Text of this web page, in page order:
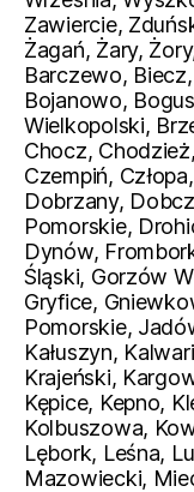
Zawiercie,
Żagań, Żary,
Barczewo,
Bojanowo,
Wielkopolski,
Chocz,
Czempiń,
Dobrzany,
Pomorskie,
Dynów,
Śląski, Gorzów
Gryfice,
Pomorskie,
Kałuszyn,
Krajeński,
Kępice, Kepno,
Kolbuszowa,
Lębork, Leśna,
Mazowiecki,